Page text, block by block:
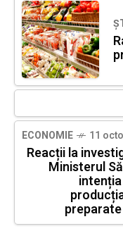
ECONOMIE 11
Reacții la
Ministerul